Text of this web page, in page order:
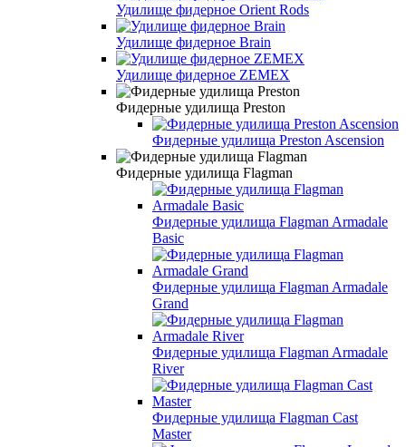
Удилище фидерное Orient Rods
Удилище фидерное Brain
Удилище фидерное ZEMEX
Фидерные удилища Preston
Фидерные удилища Preston Ascension
Фидерные удилища Flagman
Фидерные удилища Flagman Armadale
Basic
Фидерные удилища Flagman Armadale
Grand
Фидерные удилища Flagman Armadale
River
Фидерные удилища Flagman Cast
Master